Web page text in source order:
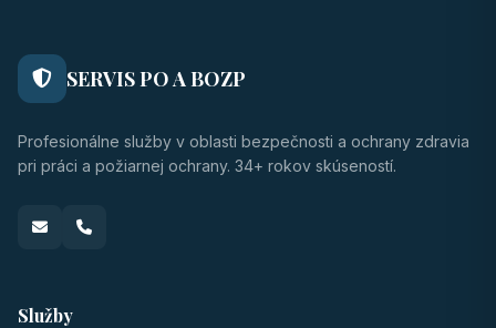
SERVIS PO A BOZP
Profesionálne služby v oblasti bezpečnosti a ochrany zdravia
pri práci a požiarnej ochrany. 34+ rokov skúseností.
Služby